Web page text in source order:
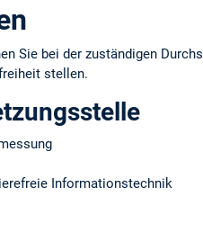
Sie bei der zuständigen
stellen.
Informationstechnik